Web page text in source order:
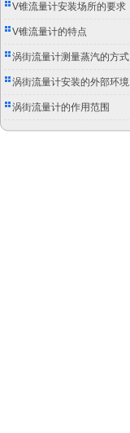
V锥流量计安装场所的要求
V锥流量计的特点
涡街流量计测量蒸汽的方式
涡街流量计安装的外部环境
涡街流量计的作用范围